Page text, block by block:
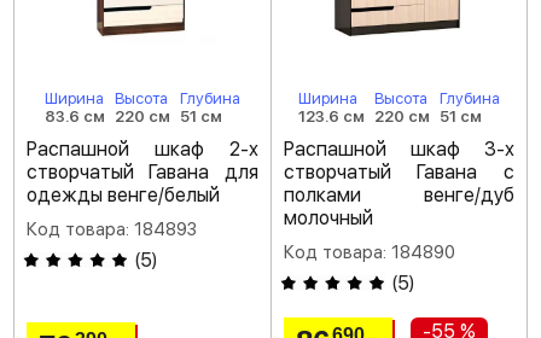
Ширина
83.6 см
Высота
220 см
Глубина
51 см
Распашной шкаф 2-х
створчатый Гавана для
одежды венге/белый
Код товара: 184893
(5)
Ширина
123.6 см
Высота
220 см
Глубина
51 см
Распашной шкаф 3-х
створчатый Гавана с
полками венге/дуб
молочный
Код товара: 184890
(5)
-55 %